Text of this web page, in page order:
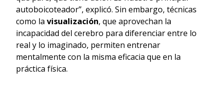
autoboicoteador”, explicó. Sin embargo, técnicas
como la visualización, que aprovechan la
incapacidad del cerebro para diferenciar entre lo
real y lo imaginado, permiten entrenar
mentalmente con la misma eficacia que en la
práctica física.